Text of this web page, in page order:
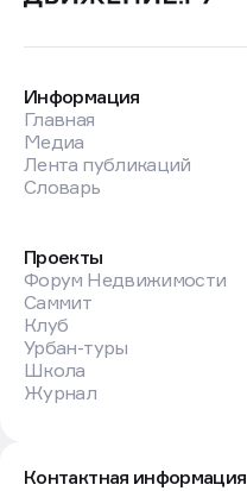
Информация
Главная
Медиа
Лента публикаций
Словарь
Проекты
Форум Недвижимости
Саммит
Клуб
Урбан-туры
Школа
Журнал
Контактная информация